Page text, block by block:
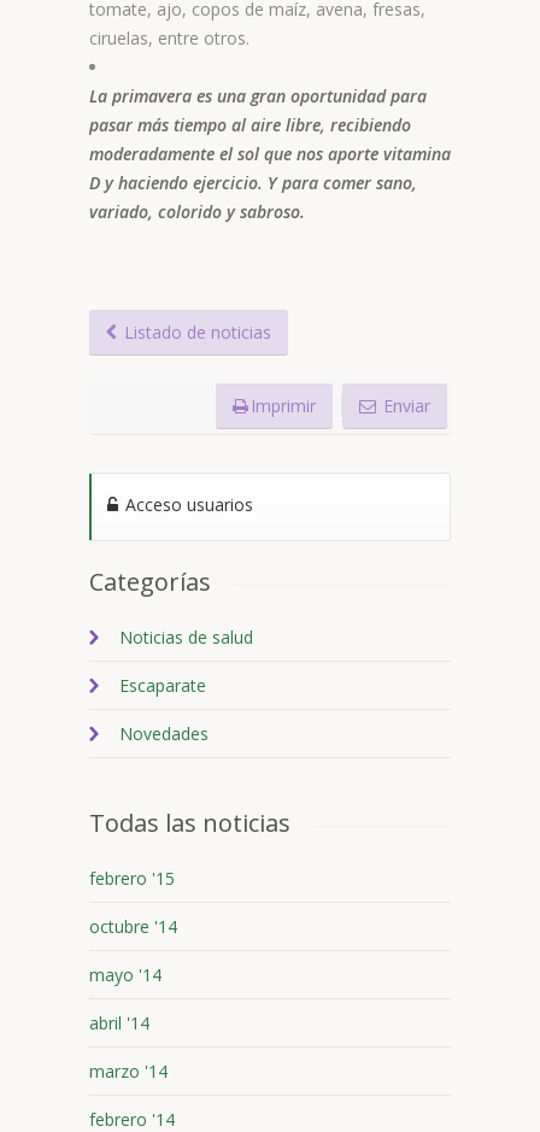
tomate, ajo, copos de maíz, avena, fresas,
ciruelas, entre otros.
La primavera es una gran oportunidad para
pasar más tiempo al aire libre, recibiendo
moderadamente el sol que nos aporte vitamina
D y haciendo ejercicio. Y para comer sano,
variado, colorido y sabroso.
Listado de noticias
Imprimir Enviar
Acceso usuarios
Categorías
Noticias de salud
Escaparate
Novedades
Todas las noticias
febrero '15
octubre '14
mayo '14
abril '14
marzo '14
febrero '14